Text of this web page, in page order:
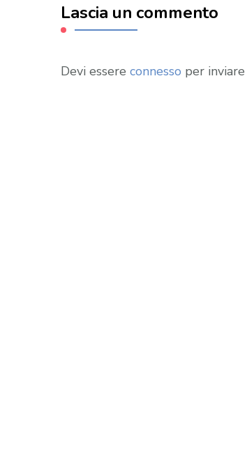
Lascia un commento
Devi essere connesso per